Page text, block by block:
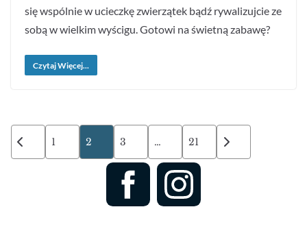
się wspólnie w ucieczkę zwierzątek bądź rywalizujcie ze
sobą w wielkim wyścigu. Gotowi na świetną zabawę?
Czytaj Więcej...
Stronicowanie
wpisów
1 2 3 … 21